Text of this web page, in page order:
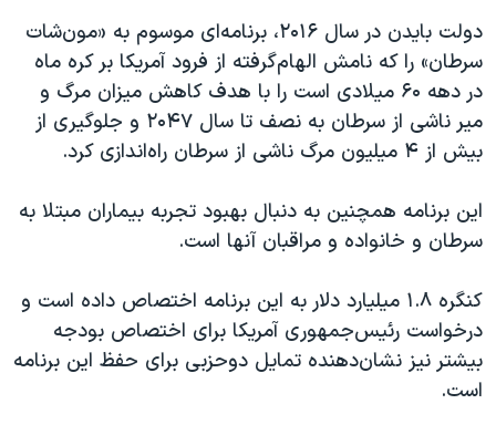
دولت بایدن در سال ۲۰۱۶، برنامه‌‌ای موسوم به «مون‌شات
سرطان» را که نامش الهام‌گرفته از فرود آمریکا بر کره ماه
در دهه ۶۰ میلادی است را با هدف کاهش میزان مرگ و
میر ناشی از سرطان به نصف تا سال ۲۰۴۷ و جلوگیری از
بیش از ۴ میلیون مرگ ناشی از سرطان راه‌اندازی کرد.
این برنامه همچنین به دنبال بهبود تجربه بیماران مبتلا به
سرطان و خانواده و مراقبان آنها است.
کنگره ۱.۸ میلیارد دلار به این برنامه اختصاص داده است و
درخواست رئیس‌جمهوری آمریکا برای اختصاص بودجه
بیشتر نیز نشان‌دهنده‌ تمایل دوحزبی برای حفظ این برنامه
است.